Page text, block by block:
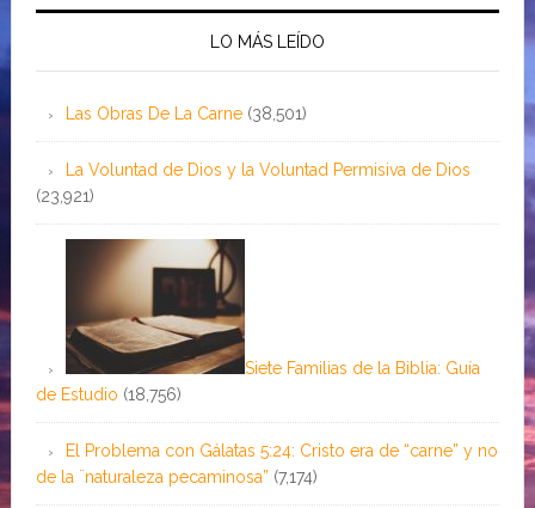
LO MÁS LEÍDO
Las Obras De La Carne (38,501)
La Voluntad de Dios y la Voluntad Permisiva de Dios
(23,921)
Siete Familias de la Biblia: Guía
de Estudio (18,756)
El Problema con Gálatas 5:24: Cristo era de “carne” y no
de la ¨naturaleza pecaminosa” (7,174)